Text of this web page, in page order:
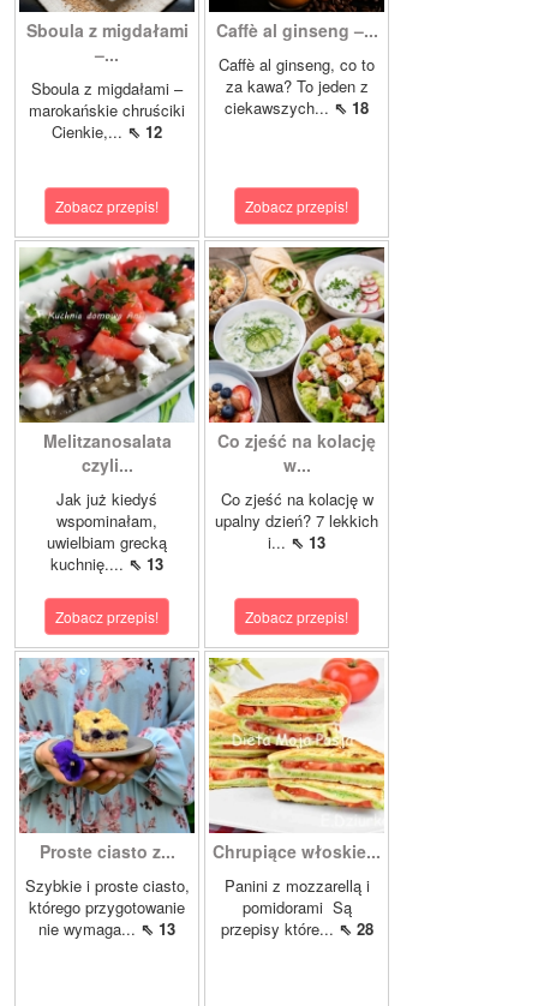
Sboula z migdałami
–...
Sboula z migdałami –
marokańskie chruściki
Cienkie,... ⇖ 12
Zobacz przepis!
Caffè al ginseng –...
Caffè al ginseng, co to
za kawa? To jeden z
ciekawszych... ⇖ 18
Zobacz przepis!
Melitzanosalata
czyli...
Jak już kiedyś
wspominałam,
uwielbiam grecką
kuchnię.... ⇖ 13
Zobacz przepis!
Co zjeść na kolację
w...
Co zjeść na kolację w
upalny dzień? 7 lekkich
i... ⇖ 13
Zobacz przepis!
Proste ciasto z...
Szybkie i proste ciasto,
którego przygotowanie
nie wymaga... ⇖ 13
Chrupiące włoskie...
Panini z mozzarellą i
pomidorami Są
przepisy które... ⇖ 28